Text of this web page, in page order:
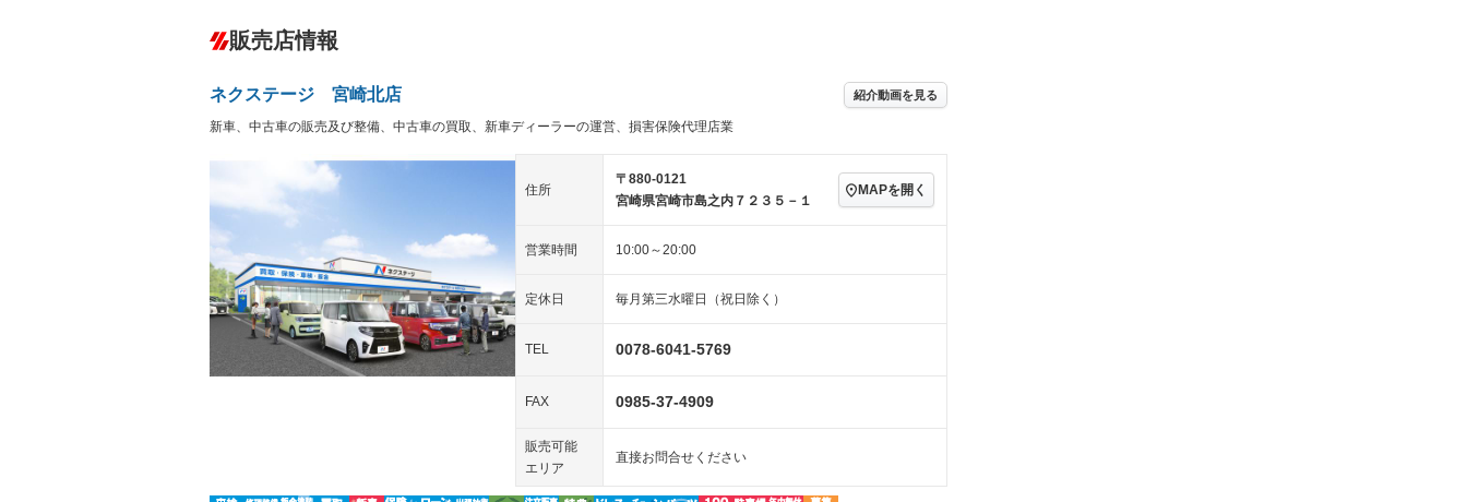
－ ダウンヒルアシストコントロール
センターデフロック
装備略号／用語解説
オーディオ：CDまたはCDチェンジャー／ミュージック
プレイヤー接続可
－
ヘッドライトウォッシャ
ー
キーレス
LEDヘッドランプ － HID(キセノンライト) － ポータブルナビ
スマートキー ローダウン
－ ランフラットタイヤ 3列シート ベンチシート
－ フルフラットシート － チップアップシート オットマン
－ シートヒーター － ウォークスルー 後席モニター
フロントカメラ － シートエアコン
ルーフレール － エアサスペンション
販売店情報
ネクステージ 宮崎北店 紹介動画を見る
新車、中古車の販売及び整備、中古車の買取、新車ディーラーの運営、損害保険代理店業
住所
〒880-0121
宮崎県宮崎市島之内７２３５－１
MAPを開く
営業時間 10:00～20:00
定休日 毎月第三水曜日（祝日除く）
TEL 0078-6041-5769
FAX 0985-37-4909
販売可能
エリア
直接お問合せください